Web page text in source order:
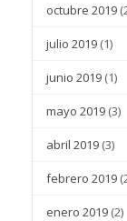
octubre 2019
julio 2019 (1)
junio 2019 (1)
mayo 2019 (3)
abril 2019 (3)
febrero 2019
enero 2019 (2)